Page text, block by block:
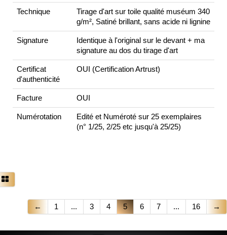
Technique
Tirage d'art sur toile qualité muséum 340
g/m², Satiné brillant, sans acide ni lignine
Signature
Identique à l'original sur le devant + ma
signature au dos du tirage d'art
Certificat
d'authenticité
OUI (Certification Artrust)
Facture OUI
Numérotation
Edité et Numéroté sur 25 exemplaires
(n° 1/25, 2/25 etc jusqu'à 25/25)
← 1 ... 3 4 5 6 7 ... 16 →